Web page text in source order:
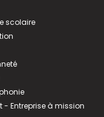
scolaire
- Entreprise à mission